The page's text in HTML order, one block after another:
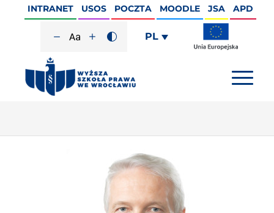
INTRANET USOS POCZTA MOODLE JSA APD
PL